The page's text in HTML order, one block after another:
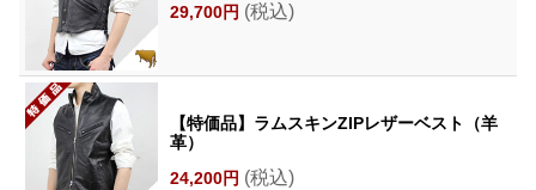
29,700円 (税込)
【特価品】ラムスキンZIPレザーベスト（羊
革）
24,200円 (税込)